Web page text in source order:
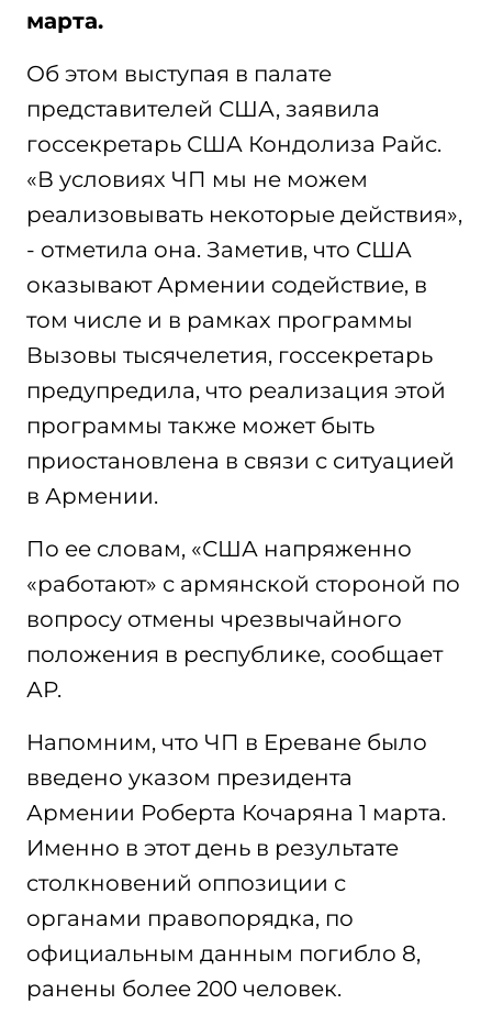
марта.
Об этом выступая в палате
представителей США, заявила
госсекретарь США Кондолиза Райс.
«В условиях ЧП мы не можем
реализовывать некоторые действия»,
- отметила она. Заметив, что США
оказывают Армении содействие, в
том числе и в рамках программы
Вызовы тысячелетия, госсекретарь
предупредила, что реализация этой
программы также может быть
приостановлена в связи с ситуацией
в Армении.
По ее словам, «США напряженно
«работают» с армянской стороной по
вопросу отмены чрезвычайного
положения в республике, сообщает
АР.
Напомним, что ЧП в Ереване было
введено указом президента
Армении Роберта Кочаряна 1 марта.
Именно в этот день в результате
столкновений оппозиции с
органами правопорядка, по
официальным данным погибло 8,
ранены более 200 человек.